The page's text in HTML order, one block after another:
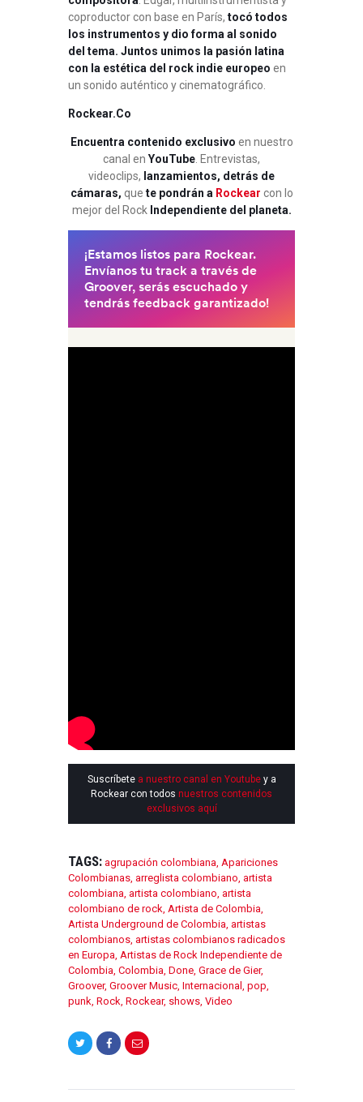
coproductor con base en París, tocó todos
los instrumentos y dio forma al sonido
del tema. Juntos unimos la pasión latina
con la estética del rock indie europeo en
un sonido auténtico y cinematográfico.
Rockear.Co
Encuentra contenido exclusivo en nuestro
canal en YouTube. Entrevistas,
videoclips, lanzamientos, detrás de
cámaras, que te pondrán a Rockear con lo
mejor del Rock Independiente del planeta.
Suscríbete a nuestro canal en Youtubey a
Rockear con todos nuestros contenidos
exclusivos aquí
TAGS: agrupación colombiana Apariciones
Colombianas arreglista colombiano artista
colombiana artista colombiano artista
colombiano de rock Artista de Colombia
Artista Underground de Colombia artistas
colombianos artistas colombianos radicados
en Europa Artistas de Rock Independiente de
Colombia Colombia Done Grace de Gier,
Groover, Groover Music Internacional pop
punk Rock Rockear, shows Video